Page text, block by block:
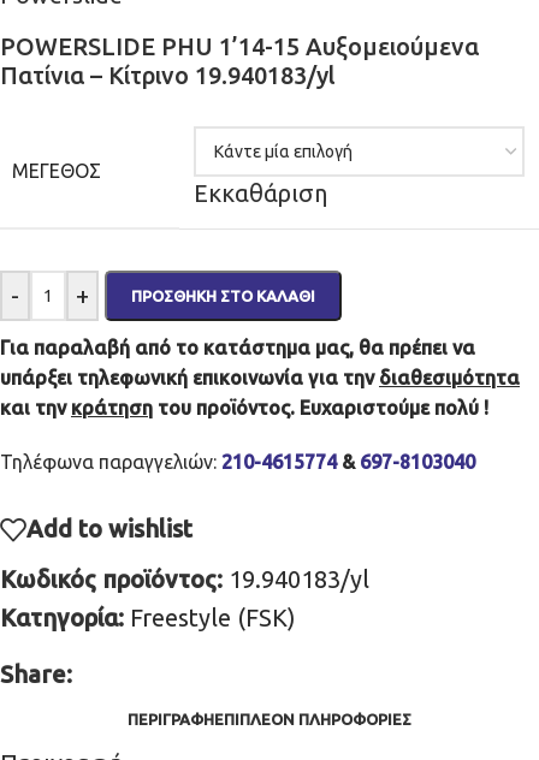
POWERSLIDE PHU 1’14-15 Αυξομειούμενα
Πατίνια – Κίτρινο 19.940183/yl
ΜΈΓΕΘΟΣ
Εκκαθάριση
- + ΠΡΟΣΘΉΚΗ ΣΤΟ ΚΑΛΆΘΙ
Για παραλαβή από το κατάστημα μας, θα πρέπει να
υπάρξει τηλεφωνική επικοινωνία για την διαθεσιμότητα
και την κράτηση του προϊόντος. Ευχαριστούμε πολύ !
Τηλέφωνα παραγγελιών: 210-4615774& 697-8103040
Add to wishlist
Κωδικός προϊόντος: 19.940183/yl
Κατηγορία: Freestyle (FSK)
Share:
ΠΕΡΙΓΡΑΦΉΕΠΙΠΛΈΟΝ ΠΛΗΡΟΦΟΡΊΕΣ